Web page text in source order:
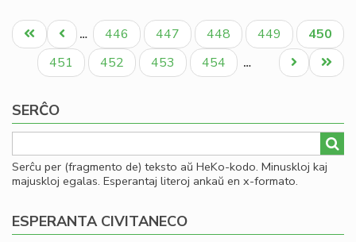
pri
en
Pagination
Unua
paĝo
Antaŭa
paĝo
… Paĝo
446 Paĝo
447 Paĝo
448 Paĝo
449
Aktuala
paĝo
450
Paĝo
451 Paĝo
452 Paĝo
453 Paĝo
454 …
Last
page
Next
page
SERĈO
Serĉu per (fragmento de) teksto aŭ HeKo-kodo. Minuskloj kaj
majuskloj egalas. Esperantaj literoj ankaŭ en x-formato.
ESPERANTA CIVITANECO